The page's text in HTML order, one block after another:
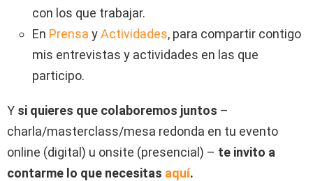
con los que trabajar.
En Prensa yActividades, para compartir contigo
mis entrevistas y actividades en las que
participo.
Y si quieres que colaboremos juntos –
charla/masterclass/mesa redonda en tu evento
online (digital) u onsite (presencial) – te invito a
contarme lo que necesitas aquí.